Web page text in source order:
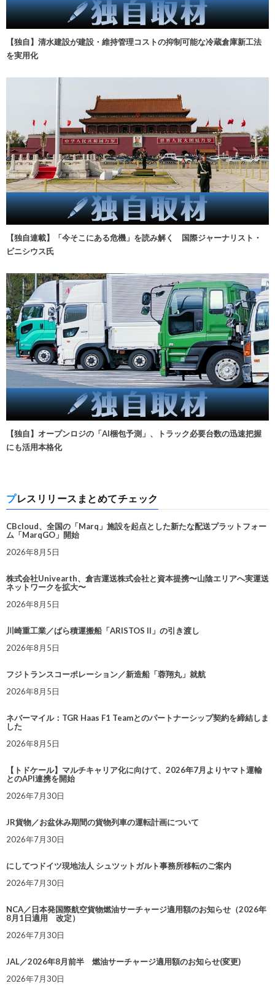
【独自】清水建設が建設・維持管理コストの抑制可能な冷蔵倉庫新工法
を実用化
【独自連載】「今そこにある危機」を読み解く 国際ジャーナリスト・
ビニシウス氏
【独自】オープンロジの「AI梱包予測」、トラック必要台数の迅速把握
にも活用本格化
プレスリリースまとめてチェック
CBcloud、全国の「Marq」施設を起点とした新たな配送プラットフォー
ム「MarqGO」開始
2026年8月5日
株式会社Univearth、倉吉運送株式会社と資本提携〜山陰エリアへ実運送
ネットワークを拡大〜
2026年8月5日
川崎重工業／ばら積運搬船「ARISTOS II」の引き渡し
2026年8月5日
フジトランスコーポレーション／新造船「蓉翔丸」就航
2026年8月5日
ネバーマイル：TGR Haas F1 Teamとのパートナーシップ契約を締結しま
した
2026年8月5日
【トドケール】マルチキャリア化に向けて、2026年7月よりヤマト運輸
とのAPI連携を開始
2026年7月30日
JR貨物／お盆休み期間の貨物列車の運転計画について
2026年7月30日
にしてつドイツ現地法人 シュツットガルト事務所移転のご案内
2026年7月30日
NCA／日本発国際航空貨物燃油サーチャージ適用額のお知らせ（2026年
8月1日適用 改定）
2026年7月30日
JAL／2026年8月前半 燃油サーチャージ適用額のお知らせ(変更)
2026年7月30日